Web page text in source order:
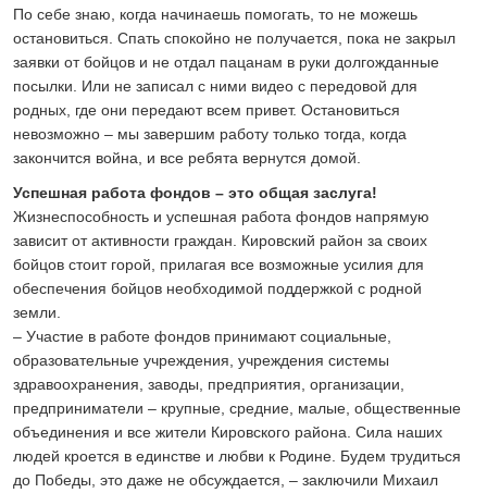
По себе знаю, когда начинаешь помогать, то не можешь
остановиться. Спать спокойно не получается, пока не закрыл
заявки от бойцов и не отдал пацанам в руки долгожданные
посылки. Или не записал с ними видео с передовой для
родных, где они передают всем привет. Остановиться
невозможно – мы завершим работу только тогда, когда
закончится война, и все ребята вернутся домой.
Успешная работа фондов – это общая заслуга!
Жизнеспособность и успешная работа фондов напрямую
зависит от активности граждан. Кировский район за своих
бойцов стоит горой, прилагая все возможные усилия для
обеспечения бойцов необходимой поддержкой с родной
земли.
– Участие в работе фондов принимают социальные,
образовательные учреждения, учреждения системы
здравоохранения, заводы, предприятия, организации,
предприниматели – крупные, средние, малые, общественные
объединения и все жители Кировского района. Сила наших
людей кроется в единстве и любви к Родине. Будем трудиться
до Победы, это даже не обсуждается, – заключили Михаил